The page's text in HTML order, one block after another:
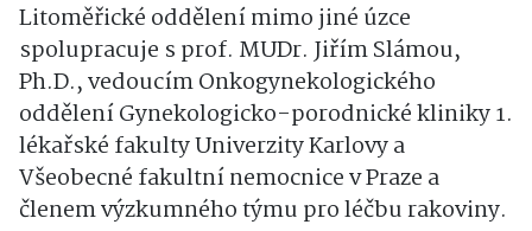
Litoměřické oddělení mimo jiné úzce
spolupracuje s prof. MUDr. Jiřím Slámou,
Ph.D., vedoucím Onkogynekologického
oddělení Gynekologicko-porodnické kliniky 1.
lékařské fakulty Univerzity Karlovy a
Všeobecné fakultní nemocnice v Praze a
členem výzkumného týmu pro léčbu rakoviny.